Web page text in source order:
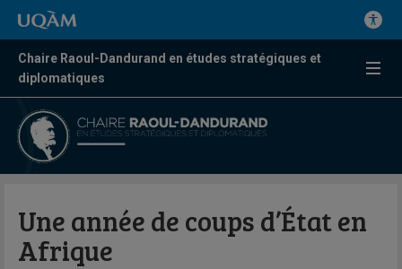
Chaire Raoul-Dandurand en études stratégiques et
diplomatiques
Une année de coups d’État en
Afrique